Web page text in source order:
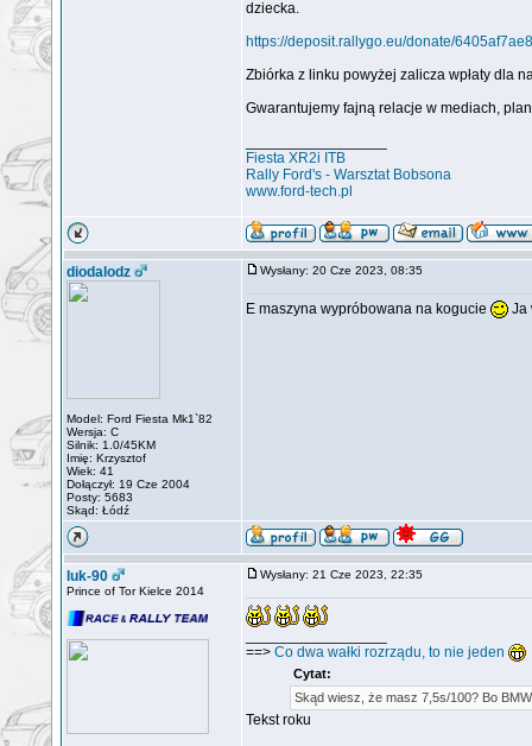
dziecka.
https://deposit.rallygo.eu/donate/
Zbiórka z linku powyżej zalicza wpłaty dla
Gwarantujemy fajną relacje w mediach,
Fiesta XR2i ITB
Rally Ford's - Warsztat Bobsona
www.ford-tech.pl
diodalodz
Model: Ford Fiesta Mk1`82
Wersja: C
Silnik: 1.0/45KM
Imię: Krzysztof
Wiek: 41
Dołączył: 19 Cze 2004
Posty: 5683
Skąd: Łódź
Wysłany: 20 Cze 2023, 08:35
E maszyna wypróbowana na kogucie Ja
luk-90
Prince of Tor Kielce 2014
Wysłany: 21 Cze 2023, 22:35
==> Co dwa wałki rozrządu, to nie jeden
Cytat:
Skąd wiesz, że masz 7,5s/100? Bo
Tekst roku